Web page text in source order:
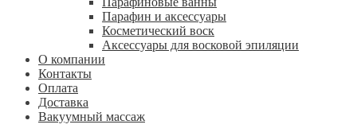
Парафин и аксессуары
Косметический воск
Аксессуары для восковой эпиляции
О компании
Контакты
Оплата
Доставка
Вакуумный массаж